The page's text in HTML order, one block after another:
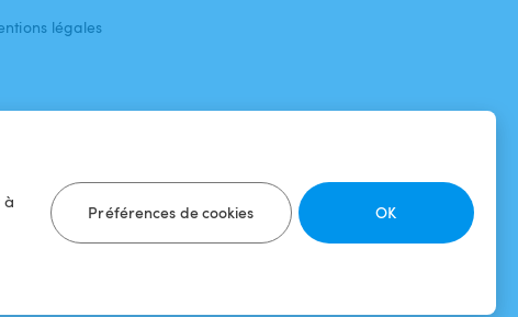
à
Préférences de cookies OK
légales